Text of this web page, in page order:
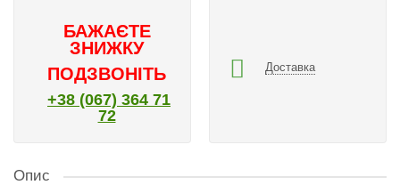
БАЖАЄТЕ
ЗНИЖКУ
ПОДЗВОНІТЬ
+38 (067) 364 71
72
Доставка
Опис